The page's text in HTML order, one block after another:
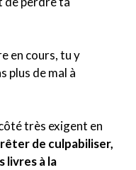
en cours, tu y
plus de mal à
très exigent en
de culpabiliser,
livres à la